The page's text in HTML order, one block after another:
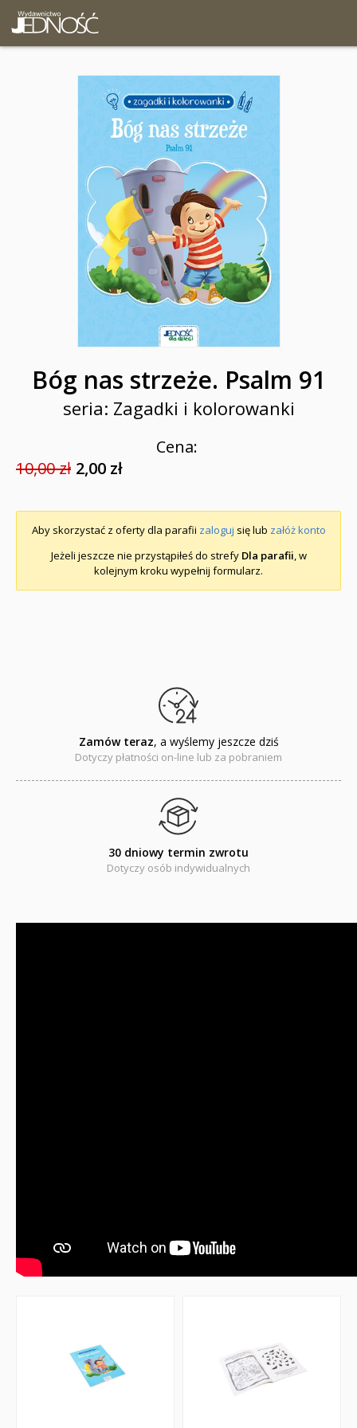
Bóg nas strzeże. Psalm 91
seria: Zagadki i kolorowanki
Cena:
10,00 zł 2,00 zł
Aby skorzystać z oferty dla parafii zaloguj się lub załóż konto
Jeżeli jeszcze nie przystąpiłeś do strefy Dla parafii, w
kolejnym kroku wypełnij formularz.
Zamów teraz, a wyślemy jeszcze dziś
Dotyczy płatności on-line lub za pobraniem
30 dniowy termin zwrotu
Dotyczy osób indywidualnych